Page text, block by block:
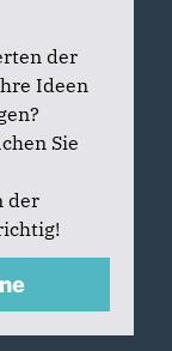
der
Ideen
Sie
der